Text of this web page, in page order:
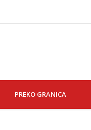
PREKO GRANICA